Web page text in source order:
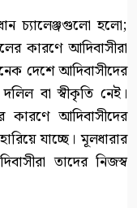
চ্যালেঞ্জগুলো হলো;
কারণে আদিবাসীরা
দেশে আদিবাসীদের
বা স্বীকৃতি নেই।
কারণে আদিবাসীদের
যাচ্ছে। মূলধারার
তাদের নিজস্ব